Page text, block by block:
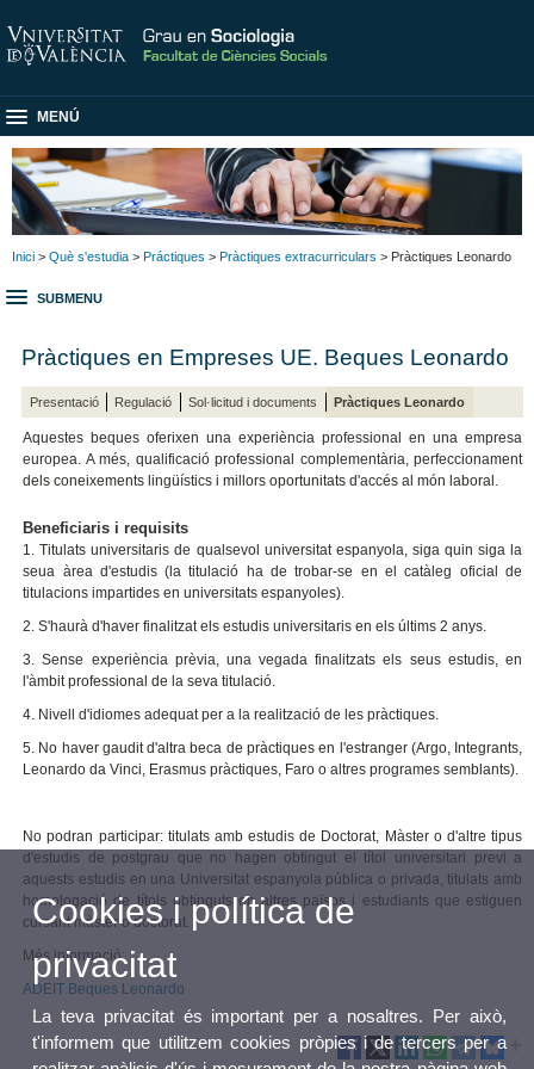
MENÚ
Inici > Què s'estudia > Práctiques > Pràctiques extracurriculars > Pràctiques Leonardo
SUBMENU
Pràctiques en Empreses UE. Beques Leonardo
Presentació Regulació Sol·licitud i documents Pràctiques Leonardo
Aquestes beques oferixen una experiència professional en una empresa
europea. A més, qualificació professional complementària, perfeccionament
dels coneixements lingüístics i millors oportunitats d'accés al món laboral.
Beneficiaris i requisits
1. Titulats universitaris de qualsevol universitat espanyola, siga quin siga la
seua àrea d'estudis (la titulació ha de trobar-se en el catàleg oficial de
titulacions impartides en universitats espanyoles).
2. S'haurà d'haver finalitzat els estudis universitaris en els últims 2 anys.
3. Sense experiència prèvia, una vegada finalitzats els seus estudis, en
l'àmbit professional de la seva titulació.
4. Nivell d'idiomes adequat per a la realització de les pràctiques.
5. No haver gaudit d'altra beca de pràctiques en l'estranger (Argo, Integrants,
Leonardo da Vinci, Erasmus pràctiques, Faro o altres programes semblants).
No podran participar: titulats amb estudis de Doctorat, Màster o d'altre tipus
d'estudis de postgrau que no hagen obtingut el títol universitari previ a
aquests estudis en una Universitat espanyola pública o privada, titulats amb
homologació de títols obtinguts en altres països i estudiants que estiguen
cursant màster o doctorat.
Més informació:
ADEIT Beques Leonardo
Cookies i política de
privacitat
La teva privacitat és important per a nosaltres. Per això,
t'informem que utilitzem cookies pròpies i de tercers per a